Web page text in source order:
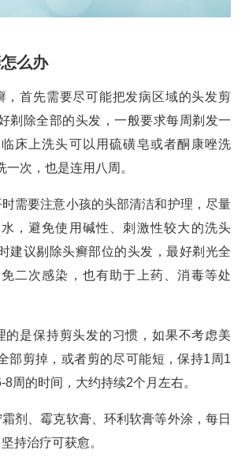
么办
，首先需要尽可能把发病区域的头发剪
剃除全部的头发，一般要求每周剃发一
床上洗头可以用硫磺皂或者酮康唑洗
次，也是连用八周。
需要注意小孩的头部清洁和护理，尽量
，避免使用碱性、刺激性较大的洗头
建议剔除头癣部位的头发，最好剃光全
二次感染，也有助于上药、消毒等处
的是保持剪头发的习惯，如果不考虑美
部剪掉，或者剪的尽可能短，保持1周1
周的时间，大约持续2个月左右。
剂、霉克软膏、环利软膏等外涂，每日
持治疗可获愈。